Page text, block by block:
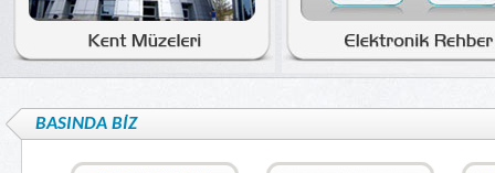
BASINDA BİZ